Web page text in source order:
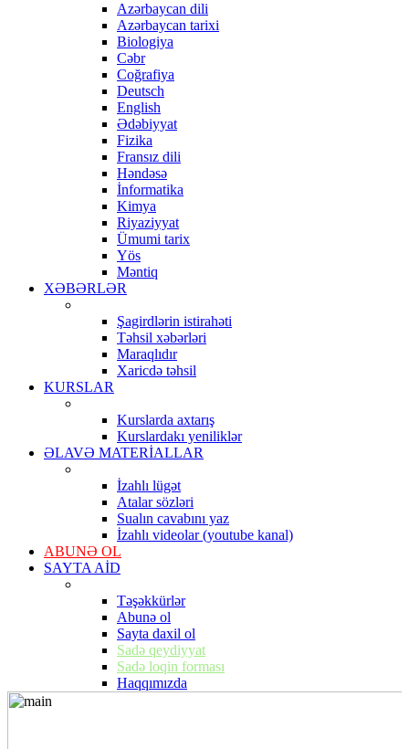
Azərbaycan dili
Azərbaycan tarixi
Biologiya
Cəbr
Coğrafiya
Deutsch
English
Ədəbiyyat
Fizika
Fransız dili
Həndəsə
İnformatika
Kimya
Riyaziyyat
Ümumi tarix
Yös
Məntiq
XƏBƏRLƏR
Şagirdlərin istirahəti
Təhsil xəbərləri
Maraqlıdır
Xaricdə təhsil
KURSLAR
Kurslarda axtarış
Kurslardakı yeniliklər
ƏLAVƏ MATERİALLAR
İzahlı lügət
Atalar sözləri
Sualın cavabını yaz
İzahlı videolar (youtube kanal)
ABUNƏ OL
SAYTA AİD
Təşəkkürlər
Abunə ol
Sayta daxil ol
Sadə qeydiyyat
Sadə loqin forması
Haqqımızda